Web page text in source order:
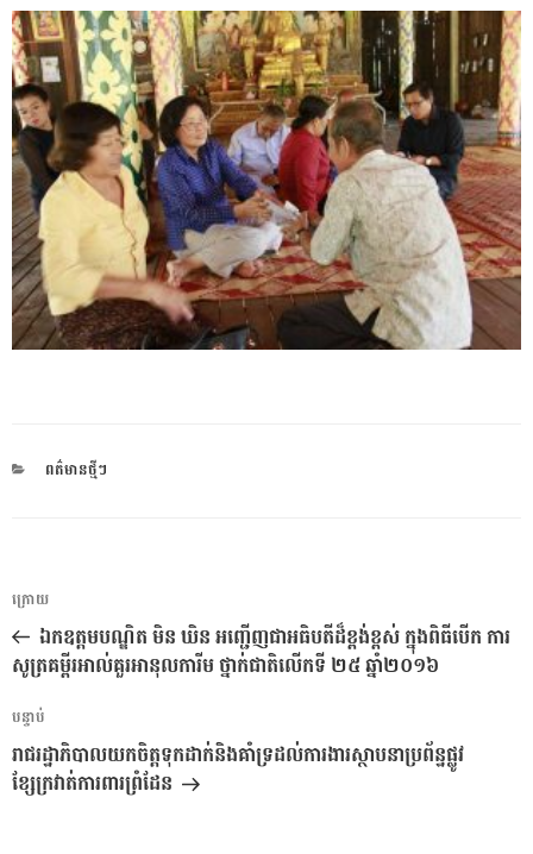
CATEGORIES
ពត៌មានថ្មីៗ
ការ​
នាំទិស​
ប្រកាស
អត្ថបទ
មុន
ក្រោយ
ឯកឧត្តមបណ្ឌិត មិន ឃិន អញ្ជើញជាអធិបតីដ៏ខ្ពង់ខ្ពស់ ក្នុងពិធីបើក ការ
សូត្រគម្ពីរអាល់គួរអានុលការីម ថ្នាក់ជាតិលើកទី ២៥ ឆ្នាំ២០១៦
អត្ថបទ
បន្ទាប់
បន្ទាប់
រាជរដ្ឋាភិបាលយកចិត្តទុកដាក់និងគាំទ្រដល់ការងារស្ថាបនាប្រព័ន្ឋផ្លូវ
ខ្សែក្រវាត់ការពារព្រំដែន